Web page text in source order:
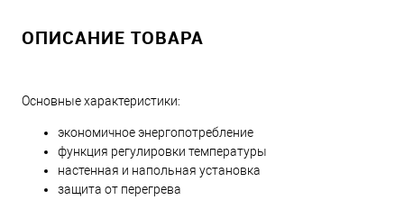
ОПИСАНИЕ ТОВАРА
Основные характеристики:
экономичное энергопотребление
функция регулировки температуры
настенная и напольная установка
защита от перегрева